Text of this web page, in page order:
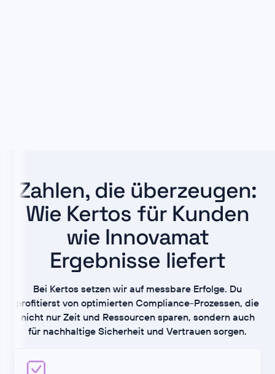
Zahlen, die überzeugen:
Wie Kertos für Kunden
wie Innovamat
Ergebnisse liefert
Bei Kertos setzen wir auf messbare Erfolge. Du
profitierst von optimierten Compliance-Prozessen, die
nicht nur Zeit und Ressourcen sparen, sondern auch
für nachhaltige Sicherheit und Vertrauen sorgen.